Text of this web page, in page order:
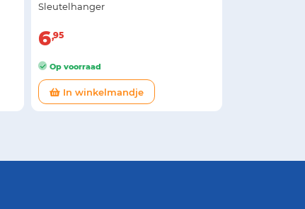
Sleutelhanger
6 95
Op voorraad
In winkelmandje